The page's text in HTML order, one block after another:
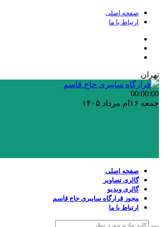
صفحه اصلی
ارتباط با ما
تهران
00:00:00
جمعه ۱۶ام مرداد ۱۴۰۵
صفحه اصلی
گالری تصاویر
گالری ویدیو
مجوز قرارگاه سایبری حاج قاسم
ارتباط با ما